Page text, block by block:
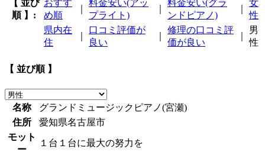
【 並び
順 】:
おすす
め順
料金安い(アッ
プライト)
料金安い(グラ
ンドピアノ)
女
性
県内在
住
口コミ評価が
良い
修理の口コミ評
価が良い
男
性
【 並び順 】
名称
グランドミュージックピアノ(宮瀬)
住所
愛知県名古屋市
モット
ー
１台１台に最大の努力を